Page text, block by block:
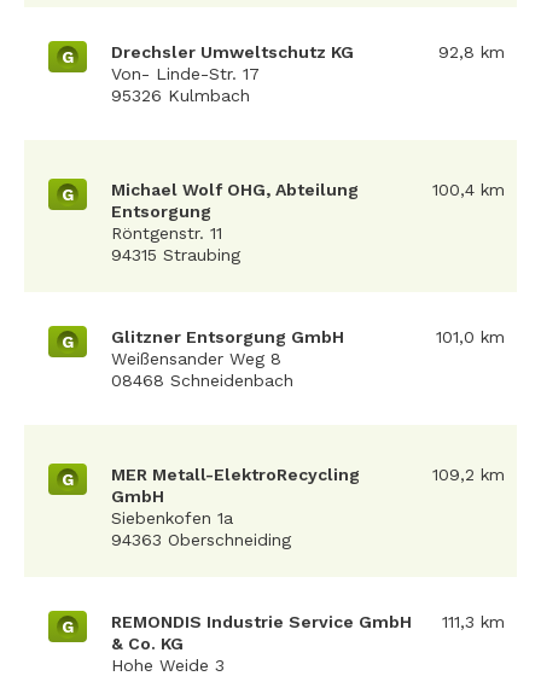
G
Drechsler Umweltschutz KG
Von- Linde-Str. 17
95326 Kulmbach
92,8 km
G
Michael Wolf OHG, Abteilung
Entsorgung
Röntgenstr. 11
94315 Straubing
100,4 km
G
Glitzner Entsorgung GmbH
Weißensander Weg 8
08468 Schneidenbach
101,0 km
G
MER Metall-ElektroRecycling
GmbH
Siebenkofen 1a
94363 Oberschneiding
109,2 km
G
REMONDIS Industrie Service GmbH
& Co. KG
Hohe Weide 3
111,3 km